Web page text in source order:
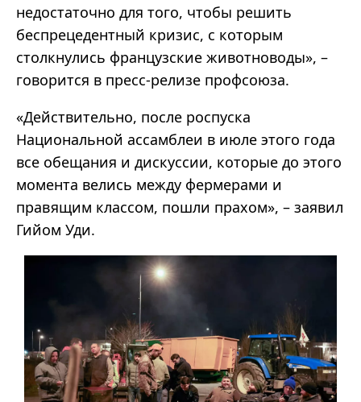
недостаточно для того, чтобы решить
беспрецедентный кризис, с которым
столкнулись французские животноводы», –
говорится в пресс-релизе профсоюза.
«Действительно, после роспуска
Национальной ассамблеи в июле этого года
все обещания и дискуссии, которые до этого
момента велись между фермерами и
правящим классом, пошли прахом», – заявил
Гийом Уди.